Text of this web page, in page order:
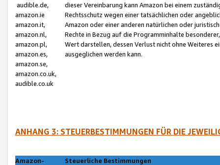
audible.de,
amazon.ie
amazon.it,
amazon.nl,
amazon.pl,
amazon.es,
amazon.se,
amazon.co.uk,
audible.co.uk
dieser Vereinbarung kann Amazon bei einem
Rechtsschutz wegen einer tatsächlichen oder
Amazon oder einer anderen natürlichen oder
Rechte in Bezug auf die Programminhalte
Wert darstellen, dessen Verlust nicht ohne Weiteres
ausgeglichen werden kann.
ANHANG 3: STEUERBESTIMMUNGEN FÜR DIE
Amazon-
Steuerliche Bestimmungen